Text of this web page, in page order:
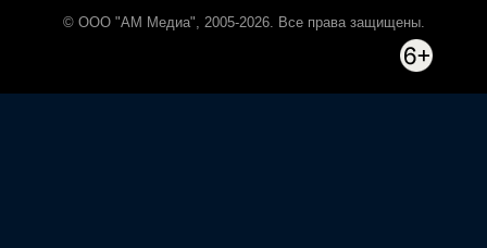
© ООО "АМ Медиа", 2005-2026. Все права защищены.